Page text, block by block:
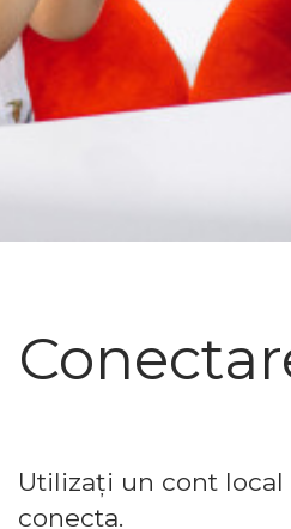
Utilizați un cont local
conecta.